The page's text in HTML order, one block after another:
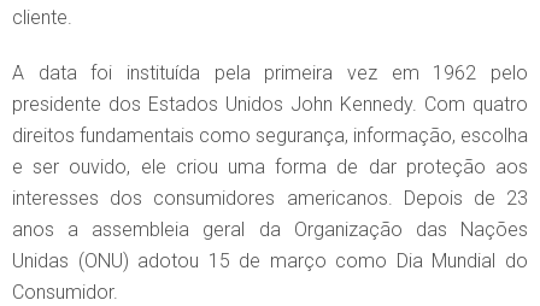
cliente.
A data foi instituída pela primeira vez em 1962 pelo
presidente dos Estados Unidos John Kennedy. Com quatro
direitos fundamentais como segurança, informação, escolha
e ser ouvido, ele criou uma forma de dar proteção aos
interesses dos consumidores americanos. Depois de 23
anos a assembleia geral da Organização das Nações
Unidas (ONU) adotou 15 de março como Dia Mundial do
Consumidor.